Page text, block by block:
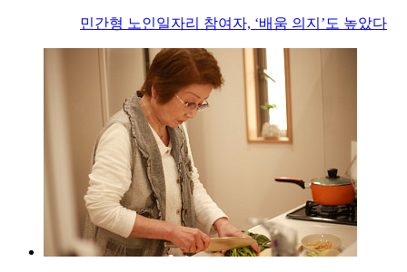
민간형 노인일자리 참여자, ‘배움 의지’도 높았다